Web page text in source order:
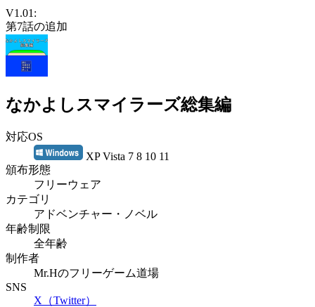
V1.01:
第7話の追加
なかよしスマイラーズ総集編
対応OS
XP Vista 7 8 10 11
頒布形態
フリーウェア
カテゴリ
アドベンチャー・ノベル
年齢制限
全年齢
制作者
Mr.Hのフリーゲーム道場
SNS
X（Twitter）